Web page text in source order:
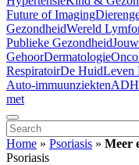
Future of Imaging
GezondheidWereld
Publieke Gezondheid
GehoorDermatologie
RespiratoirDe HuidLeven
Auto-immuunziekten
met
Home » Psoriasis » Meer
Psoriasis